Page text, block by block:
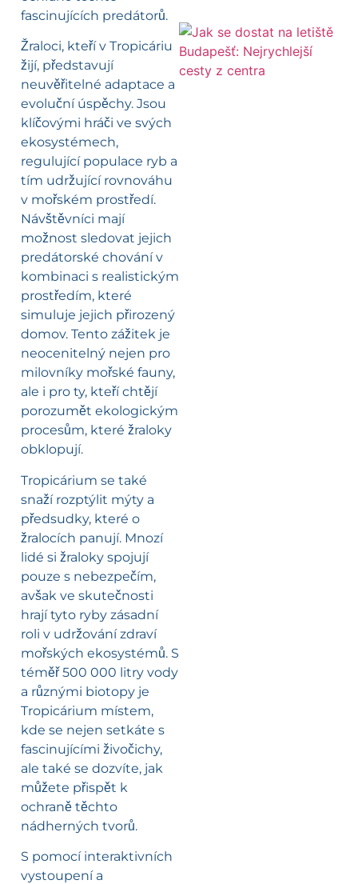
fascinujících predátorů.
Žraloci, kteří v Tropicáriu
žijí, představují
neuvěřitelné adaptace a
evoluční úspěchy. Jsou
klíčovými hráči ve svých
ekosystémech,
regulující populace ryb a
tím udržující rovnováhu
v mořském prostředí.
Návštěvníci mají
možnost sledovat jejich
predátorské chování v
kombinaci s realistickým
prostředím, které
simuluje jejich přirozený
domov. Tento zážitek je
neocenitelný nejen pro
milovníky mořské fauny,
ale i pro ty, kteří chtějí
porozumět ekologickým
procesům, které žraloky
obklopují.
Tropicárium se také
snaží rozptýlit mýty a
předsudky, které o
žralocích panují. Mnozí
lidé si žraloky spojují
pouze s nebezpečím,
avšak ve skutečnosti
hrají tyto ryby zásadní
roli v udržování zdraví
mořských ekosystémů. S
téměř 500 000 litry vody
a různými biotopy je
Tropicárium místem,
kde se nejen setkáte s
fascinujícími živočichy,
ale také se dozvíte, jak
můžete přispět k
ochraně těchto
nádherných tvorů.
S pomocí interaktivních
vystoupení a